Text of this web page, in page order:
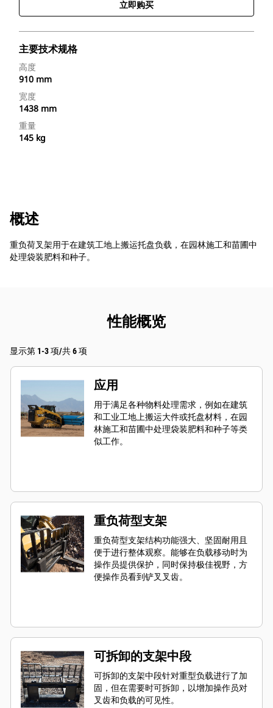
立即购买
主要技术规格
高度
910 mm
宽度
1438 mm
重量
145 kg
概述
重负荷叉架用于在建筑工地上搬运托盘负载，在园林施工和苗圃中
处理袋装肥料和种子。
性能概览
显示第 1-3 项/共 6 项
应用
用于满足各种物料处理需求，例如在建筑
和工业工地上搬运大件或托盘材料，在园
林施工和苗圃中处理袋装肥料和种子等类
似工作。
重负荷型支架
重负荷型支架结构功能强大、坚固耐用且
便于进行整体观察。能够在负载移动时为
操作员提供保护，同时保持极佳视野，方
便操作员看到铲叉叉齿。
可拆卸的支架中段
可拆卸的支架中段针对重型负载进行了加
固，但在需要时可拆卸，以增加操作员对
叉齿和负载的可见性。